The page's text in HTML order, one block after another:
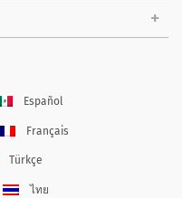
Español
Français
Türkçe
ไทย